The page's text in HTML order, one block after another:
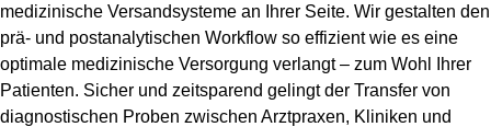
medizinische Versandsysteme an Ihrer Seite. Wir gestalten den
prä- und postanalytischen Workflow so effizient wie es eine
optimale medizinische Versorgung verlangt – zum Wohl Ihrer
Patienten. Sicher und zeitsparend gelingt der Transfer von
diagnostischen Proben zwischen Arztpraxen, Kliniken und